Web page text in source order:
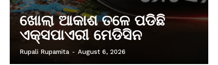
ଖୋଲା ଆକାଶ ତଳେ ପଡିଛି
ଏକ୍ସପାଏରୀ ମେଡିସିନ
Rupali Rupamita - August 6, 2026